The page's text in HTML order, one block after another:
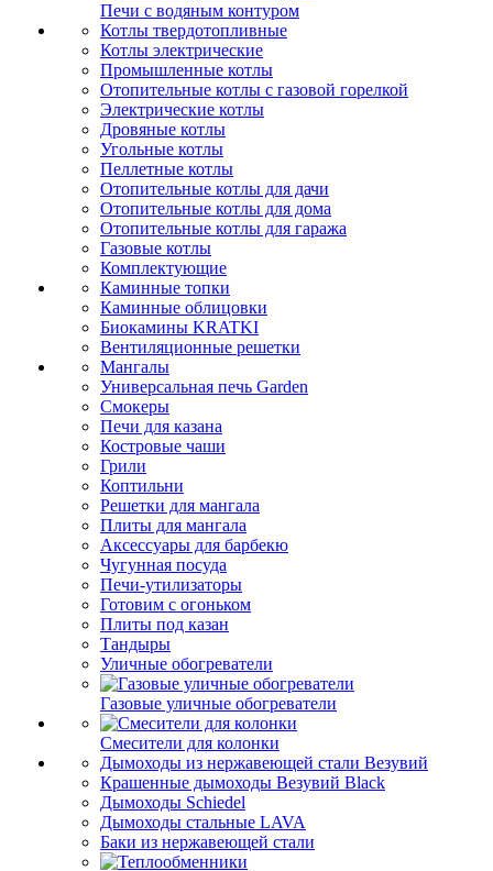
Печи с водяным контуром
Котлы твердотопливные
Котлы электрические
Промышленные котлы
Отопительные котлы с газовой горелкой
Электрические котлы
Дровяные котлы
Угольные котлы
Пеллетные котлы
Отопительные котлы для дачи
Отопительные котлы для дома
Отопительные котлы для гаража
Газовые котлы
Комплектующие
Каминные топки
Каминные облицовки
Биокамины KRATKI
Вентиляционные решетки
Мангалы
Универсальная печь Garden
Смокеры
Печи для казана
Костровые чаши
Грили
Коптильни
Решетки для мангала
Плиты для мангала
Аксессуары для барбекю
Чугунная посуда
Печи-утилизаторы
Готовим с огоньком
Плиты под казан
Тандыры
Уличные обогреватели
Газовые уличные обогреватели
Смесители для колонки
Дымоходы из нержавеющей стали Везувий
Крашенные дымоходы Везувий Black
Дымоходы Schiedel
Дымоходы стальные LAVA
Баки из нержавеющей стали